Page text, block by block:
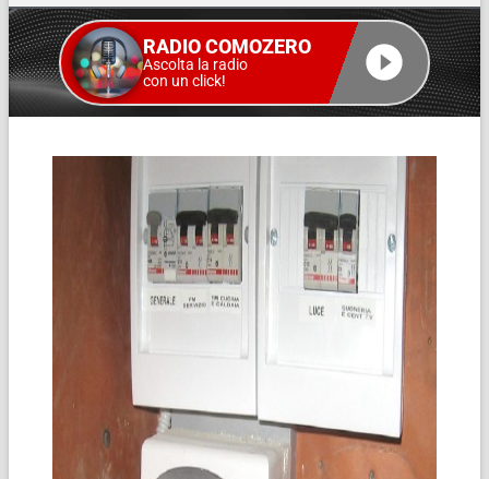
RADIO COMOZERO
Ascolta la radio
con un click!